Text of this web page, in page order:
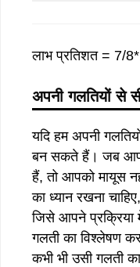
लाभ प्रतिशत = 7/
अपनी गलतियों से
यदि हम अपनी
बन सकते हैं। जब
हैं, तो आपको मायूस
का ध्यान रखना
जिसे आपने
गलती का विश्लेषण
कभी भी उसी गलती